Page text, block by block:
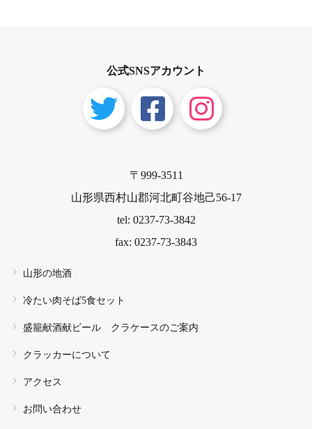
公式SNSアカウント
〒999-3511
山形県西村山郡河北町谷地己56-17
tel: 0237-73-3842
fax: 0237-73-3843
山形の地酒
冷たい肉そば5食セット
盛籠献酒献ビール クラケースのご案内
クラッカーについて
アクセス
お問い合わせ